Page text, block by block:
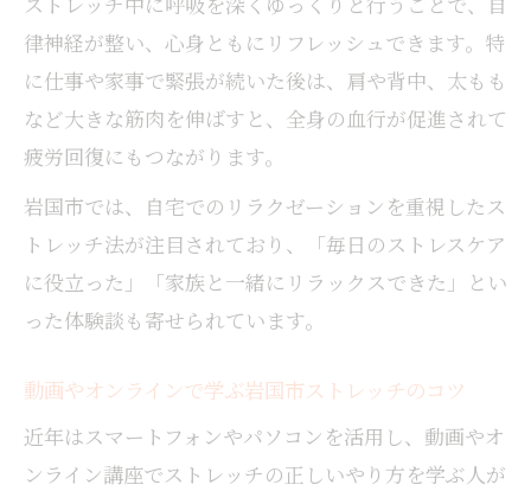
律神経が整い、心身ともにリフレッシュできます。特
に仕事や家事で緊張が続いた後は、肩や背中、太もも
など大きな筋肉を伸ばすと、全身の血行が促進されて
疲労回復にもつながります。
岩国市では、自宅でのリラクゼーションを重視したス
トレッチ法が注目されており、「毎日のストレスケア
に役立った」「家族と一緒にリラックスできた」とい
った体験談も寄せられています。
動画やオンラインで学ぶ岩国市ストレッチのコツ
近年はスマートフォンやパソコンを活用し、動画やオ
ンライン講座でストレッチの正しいやり方を学ぶ人が